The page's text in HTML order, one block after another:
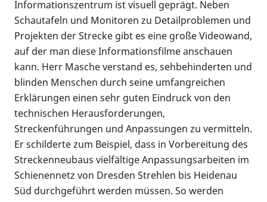
Informationszentrum ist visuell geprägt. Neben
Schautafeln und Monitoren zu Detailproblemen und
Projekten der Strecke gibt es eine große Videowand,
auf der man diese Informationsfilme anschauen
kann. Herr Masche verstand es, sehbehinderten und
blinden Menschen durch seine umfangreichen
Erklärungen einen sehr guten Eindruck von den
technischen Herausforderungen,
Streckenführungen und Anpassungen zu vermitteln.
Er schilderte zum Beispiel, dass in Vorbereitung des
Streckenneubaus vielfältige Anpassungsarbeiten im
Schienennetz von Dresden Strehlen bis Heidenau
Süd durchgeführt werden müssen. So werden